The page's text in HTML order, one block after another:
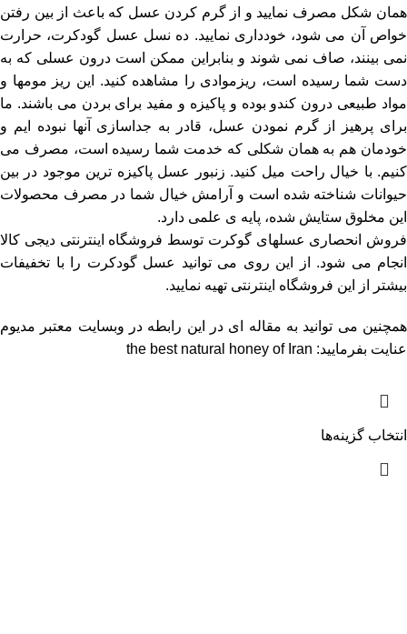
همان شکل مصرف نمایید و از گرم کردن عسل که باعث از بین رفتن
خواص آن می شود، خودداری نمایید. ده نسل عسل گودکرت، حرارت
نمی بینند، صاف نمی شوند و بنابراین ممکن است درون عسلی که به
دست شما رسیده است، ریزموادی را مشاهده کنید. این ریز مومها و
مواد طبیعی درون کندو بوده و پاکیزه و مفید برای بردن می باشند. ما
برای پرهیز از گرم نمودن عسل، قادر به جداسازی آنها نبوده ایم و
خودمان هم به همان شکلی که خدمت شما رسیده است، مصرف می
کنیم. با خیال راحت میل کنید. زنبور عسل پاکیزه ترین موجود در بین
حیوانات شناخته شده است و آرامش خیال شما در مصرف محصولات
این مخلوق ستایش شده، پایه ی علمی دارد.
فروش انحصاری عسلهای گوکرت توسط فروشگاه اینترنتی دیجی کالا
انجام می شود. از این روی می توانید عسل گودکرت را با تخفیفات
بیشتر از این فروشگاه اینترنتی تهیه نمایید.
همچنین می توانید به مقاله ای در این رابطه در وبسایت معتبر مدیوم
عنایت بفرمایید: the best natural honey of Iran
انتخاب گزینه‌ها